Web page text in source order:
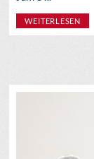
WEITERLESEN